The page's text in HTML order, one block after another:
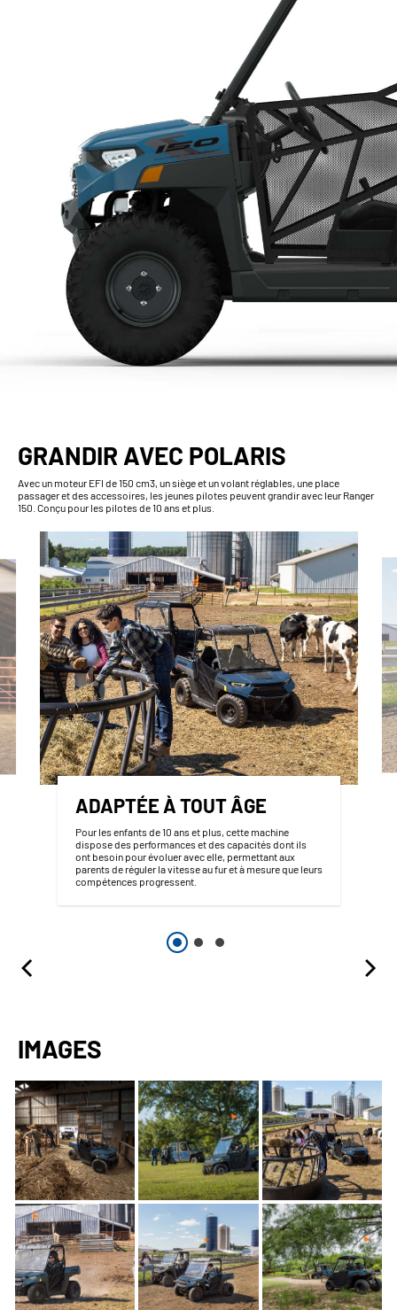
GRANDIR AVEC POLARIS
Avec un moteur EFI de 150 cm3, un siège et un volant réglables, une place
passager et des accessoires, les jeunes pilotes peuvent grandir avec leur Ranger
150. Conçu pour les pilotes de 10 ans et plus.
ADAPTÉE À TOUT ÂGE
Pour les enfants de 10 ans et plus, cette machine
dispose des performances et des capacités dont ils
ont besoin pour évoluer avec elle, permettant aux
parents de réguler la vitesse au fur et à mesure que leurs
compétences progressent.
IMAGES